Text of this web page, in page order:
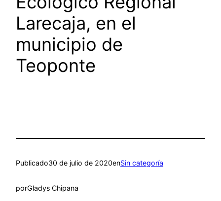
Larecaja, en el
municipio de
Teoponte
Publicado30 de julio de 2020enSin categoría
porGladys Chipana